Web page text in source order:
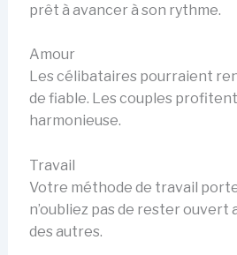
prêt à avancer à son rythme.
Amour
Les célibataires pourraient
de fiable. Les couples profitent
harmonieuse.
Travail
Votre méthode de travail
n’oubliez pas de rester ouvert
des autres.